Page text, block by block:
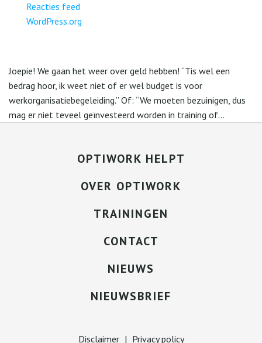
Reacties feed
WordPress.org
Joepie! We gaan het weer over geld hebben! “Tis wel een
bedrag hoor, ik weet niet of er wel budget is voor
werkorganisatiebegeleiding.” Of: “We moeten bezuinigen, dus
mag er niet teveel geïnvesteerd worden in training of...
OPTIWORK HELPT
OVER OPTIWORK
TRAININGEN
CONTACT
NIEUWS
NIEUWSBRIEF
Disclaimer | Privacy policy